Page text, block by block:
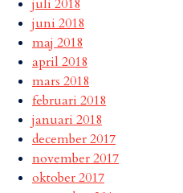
juli 2018
juni 2018
maj 2018
april 2018
mars 2018
februari 2018
januari 2018
december 2017
november 2017
oktober 2017